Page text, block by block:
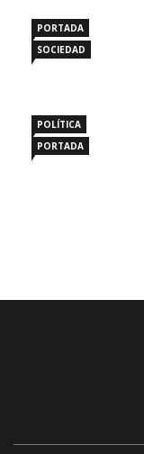
PORTADA
SOCIEDAD
POLÍTICA
PORTADA